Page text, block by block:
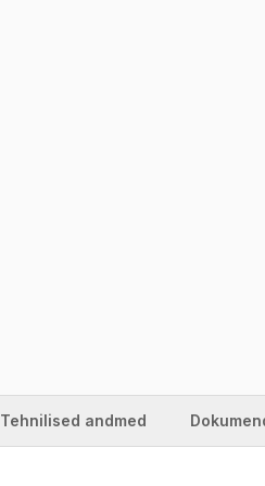
Tehnilised andmed